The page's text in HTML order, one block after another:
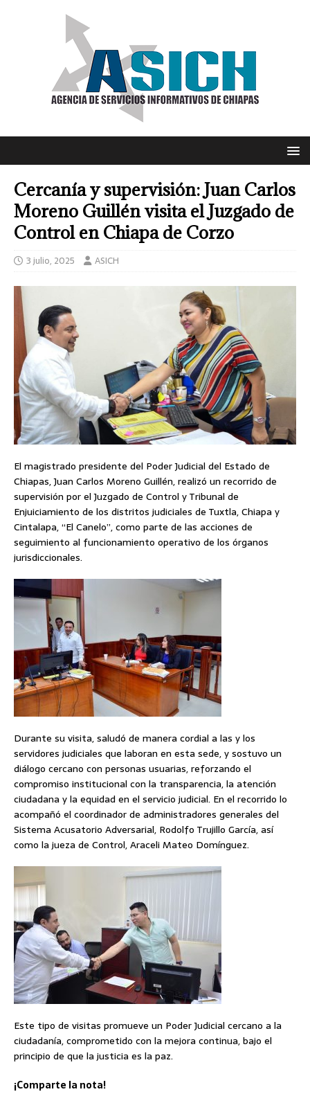
Cercanía y supervisión: Juan Carlos
Moreno Guillén visita el Juzgado de
Control en Chiapa de Corzo
3 julio, 2025 ASICH
El magistrado presidente del Poder Judicial del Estado de
Chiapas, Juan Carlos Moreno Guillén, realizó un recorrido de
supervisión por el Juzgado de Control y Tribunal de
Enjuiciamiento de los distritos judiciales de Tuxtla, Chiapa y
Cintalapa, “El Canelo”, como parte de las acciones de
seguimiento al funcionamiento operativo de los órganos
jurisdiccionales.
Durante su visita, saludó de manera cordial a las y los
servidores judiciales que laboran en esta sede, y sostuvo un
diálogo cercano con personas usuarias, reforzando el
compromiso institucional con la transparencia, la atención
ciudadana y la equidad en el servicio judicial. En el recorrido lo
acompañó el coordinador de administradores generales del
Sistema Acusatorio Adversarial, Rodolfo Trujillo García, así
como la jueza de Control, Araceli Mateo Domínguez.
Este tipo de visitas promueve un Poder Judicial cercano a la
ciudadanía, comprometido con la mejora continua, bajo el
principio de que la justicia es la paz.
¡Comparte la nota!